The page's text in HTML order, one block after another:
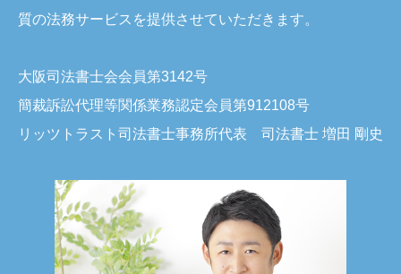
質の法務サービスを提供させていただきます。
大阪司法書士会会員第3142号
簡裁訴訟代理等関係業務認定会員第912108号
リッツトラスト司法書士事務所代表 司法書士 増田 剛史